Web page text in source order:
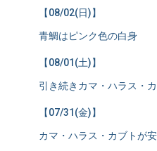
【08/02(日)】
青鯛はピンク色の白身
【08/01(土)】
引き続きカマ・ハラス・
【07/31(金)】
カマ・ハラス・カブトが